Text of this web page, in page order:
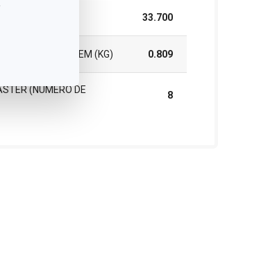
33.700
EMBALAGEM (KG) 0.809
(NÚMERO DE
8